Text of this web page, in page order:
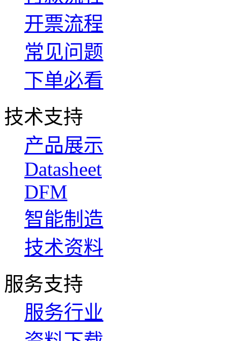
开票流程
常见问题
下单必看
技术支持
产品展示
Datasheet
DFM
智能制造
技术资料
服务支持
服务行业